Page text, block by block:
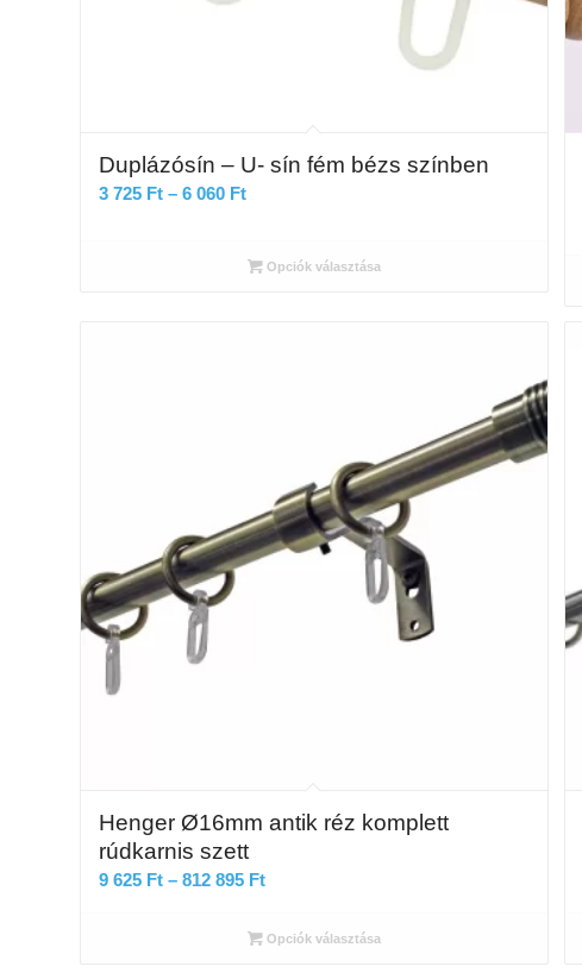
Duplázósín – U- sín fém bézs színben
3 725 Ft – 6 060 FtÁrtartomány:
-
Opciók választása
Henger Ø16mm antik réz komplett
rúdkarnis szett
9 625 Ft – 812 895 FtÁrtartomány:
625 Ft
Opciók választása